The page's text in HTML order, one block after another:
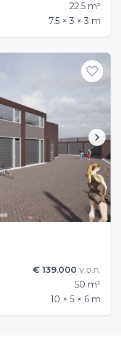
22.5 m²
7.5 × 3 × 3 m
€ 139.000 v.o.n.
50 m²
10 × 5 × 6 m